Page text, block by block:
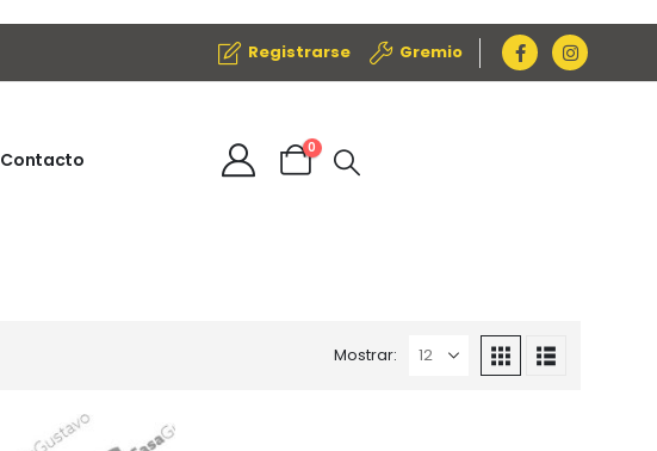
Registrarse Gremio
Contacto
0
Mostrar: